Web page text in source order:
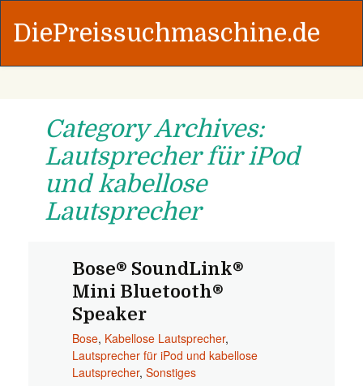
DiePreissuchmaschine.de
Category Archives:
Lautsprecher für iPod
und kabellose
Lautsprecher
Bose® SoundLink®
Mini Bluetooth®
Speaker
Bose, Kabellose Lautsprecher,
Lautsprecher für iPod und kabellose
Lautsprecher, Sonstiges